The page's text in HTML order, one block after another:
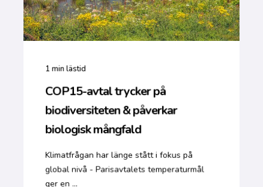
1min lästid
COP15-avtal trycker på
biodiversiteten & påverkar
biologisk mångfald
Klimatfrågan har länge stått i fokus på
global nivå - Parisavtalets temperaturmål
ger en ...